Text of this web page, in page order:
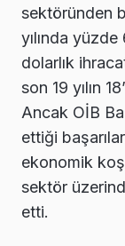
sektöründen
yılında
dolarlık
son 19 yılın
Ancak OİB
ettiği
ekonomik
sektör
etti.